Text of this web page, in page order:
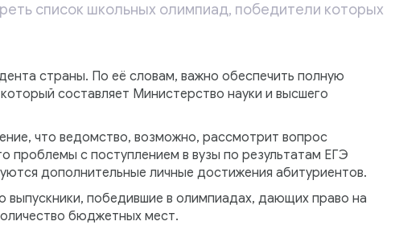
список школьных олимпиад, победители которых
страны. По её словам, важно обеспечить полную
составляет Министерство науки и высшего
что ведомство, возможно, рассмотрит вопрос
проблемы с поступлением в вузы по результатам ЕГЭ
дополнительные личные достижения абитуриентов.
победившие в олимпиадах, дающих право на
бюджетных мест.